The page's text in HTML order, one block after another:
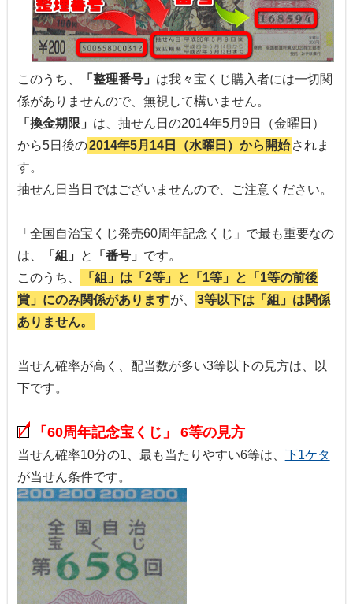
このうち、 「整理番号」 は我々宝くじ購入者には一切関
係がありませんので、無視して構いません。
「換金期限」 は、抽せん日の2014年5月9日（金曜日）
から5日後の2014年5月14日（水曜日）から開始 されま
す。
抽せん日当日ではございませんので、ご注意ください。
「全国自治宝くじ発売60周年記念くじ」で最も重要なの
は、
「組」 と 「番号」 です。
このうち、
「組」は「2等」と「1等」と「1等の前後
賞」にのみ関係がありますが、
3等以下は「組」は関係
ありません。
当せん確率が高く、配当数が多い3等以下の見方は、以
下です。
「60周年記念宝くじ」 6等の見方
当せん確率10分の1、最も当たりやすい6等は、 下1ケタ
が当せん条件です。